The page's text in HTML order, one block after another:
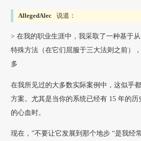
AllegedAlec 说道：
> 在我的职业生涯中，我采取了一种基于
特殊方法（在它们屈服于三大法则之前）
多
在我所见过的大多数实际案例中，这似乎
方案。尤其是当你的系统已经有 15 年的
的心血时。
现在，”不要让它发展到那个地步 “是我经